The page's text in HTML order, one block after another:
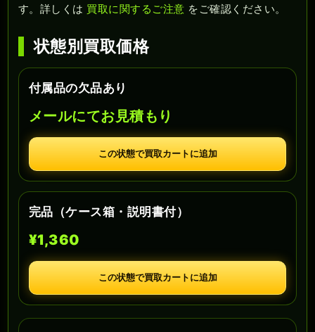
す。詳しくは 買取に関するご注意 をご確認ください。
状態別買取価格
付属品の欠品あり
メールにてお見積もり
この状態で買取カートに追加
完品（ケース箱・説明書付）
¥1,360
この状態で買取カートに追加